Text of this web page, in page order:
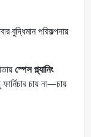
পরিকল্পনায়
স্পেস প্ল্যানিং
চায় না—চায়